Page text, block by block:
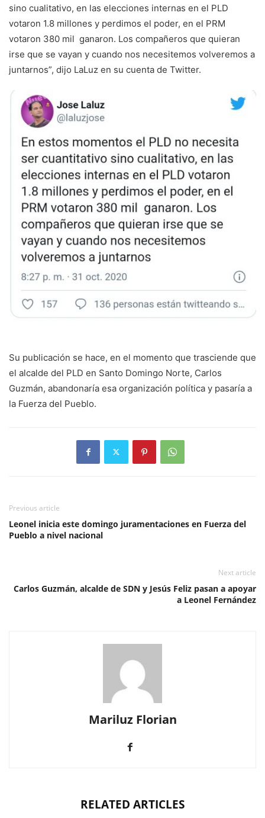
sino cualitativo, en las elecciones internas en el PLD
votaron 1.8 millones y perdimos el poder, en el PRM
votaron 380 mil ganaron. Los compañeros que quieran
irse que se vayan y cuando nos necesitemos volveremos a
juntarnos”, dijo LaLuz en su cuenta de Twitter.
Su publicación se hace, en el momento que trasciende que
el alcalde del PLD en Santo Domingo Norte, Carlos
Guzmán, abandonaría esa organización política y pasaría a
la Fuerza del Pueblo.
Previous article
Leonel inicia este domingo juramentaciones en Fuerza del
Pueblo a nivel nacional
Next article
Carlos Guzmán, alcalde de SDN y Jesús Feliz pasan a apoyar
a Leonel Fernández
Mariluz Florian
RELATED ARTICLES